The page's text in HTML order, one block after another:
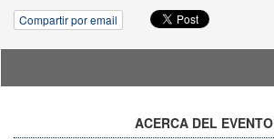
Compartir por email
ACERCA DEL EVENTO